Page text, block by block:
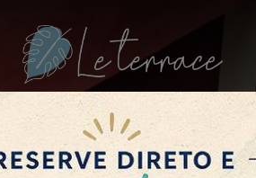
RESTAURANTE PRAIA BAR